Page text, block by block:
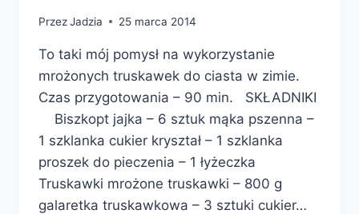
PrzezJadzia 25 marca 2014
To taki mój pomysł na wykorzystanie
mrożonych truskawek do ciasta w zimie.
Czas przygotowania – 90 min. SKŁADNIKI
Biszkopt jajka – 6 sztuk mąka pszenna –
1 szklanka cukier kryształ – 1 szklanka
proszek do pieczenia – 1 łyżeczka
Truskawki mrożone truskawki – 800 g
galaretka truskawkowa – 3 sztuki cukier…